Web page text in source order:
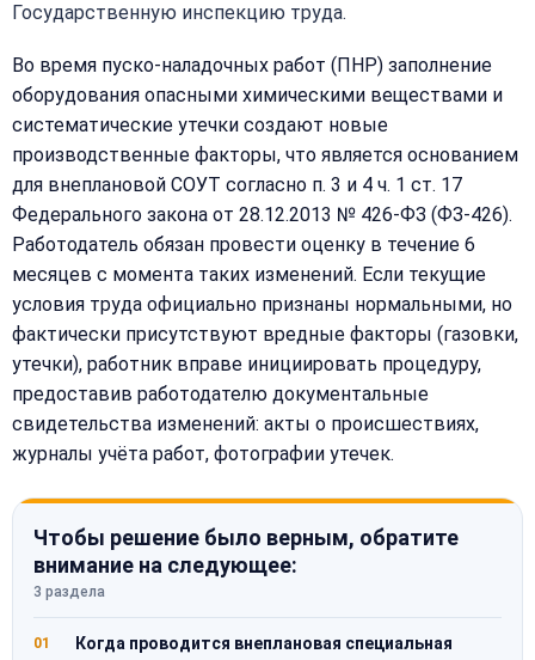
Государственную инспекцию труда.
Во время пуско-наладочных работ (ПНР) заполнение
оборудования опасными химическими веществами и
систематические утечки создают новые
производственные факторы, что является основанием
для внеплановой СОУТ согласно п. 3 и 4 ч. 1 ст. 17
Федерального закона от 28.12.2013 № 426-ФЗ (ФЗ-426).
Работодатель обязан провести оценку в течение 6
месяцев с момента таких изменений. Если текущие
условия труда официально признаны нормальными, но
фактически присутствуют вредные факторы (газовки,
утечки), работник вправе инициировать процедуру,
предоставив работодателю документальные
свидетельства изменений: акты о происшествиях,
журналы учёта работ, фотографии утечек.
Чтобы решение было верным, обратите
внимание на следующее:
3 раздела
01
Когда проводится внеплановая специальная